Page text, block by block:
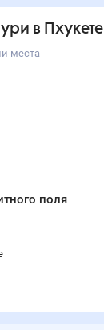
в Пхукете
места
поля